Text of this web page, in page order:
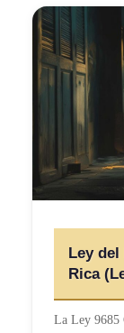
Ley
Rica
La Ley 9685